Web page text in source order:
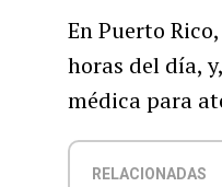
En Puerto
horas del día,
médica para
RELACIONADAS